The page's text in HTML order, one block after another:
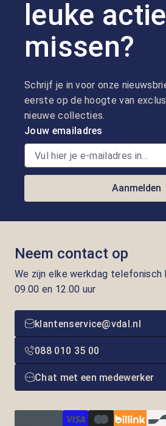
leuke
missen?
Schrijf je in voor onze
eerste op de hoogte van
nieuwe collecties.
Jouw emailadres
Aanmelden
Neem contact op
We zijn elke werkdag telefonisch
09.00 en 12.00 uur
klantenservice@vdal.nl
088 010 35 00
Chat met een medewerker